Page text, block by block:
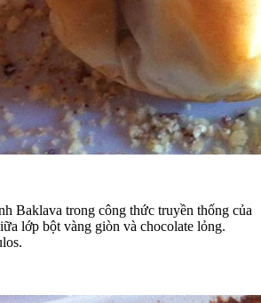
Baklava trong công thức truyền thống của
lớp bột vàng giòn và chocolate lỏng.